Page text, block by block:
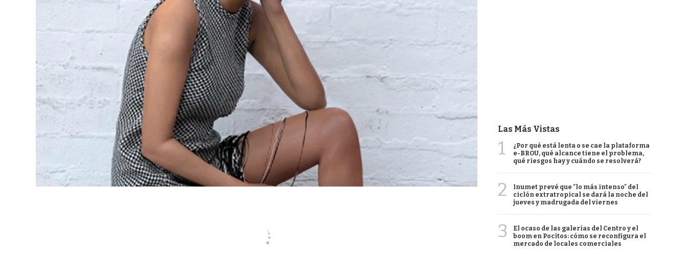
Las Más Vistas
1
¿Por qué está lenta o se cae la plataforma
e-BROU, qué alcance tiene el problema,
qué riesgos hay y cuándo se resolverá?
2
Inumet prevé que "lo más intenso" del
ciclón extratropical se dará la noche del
jueves y madrugada del viernes
3
El ocaso de las galerías del Centro y el
boom en Pocitos: cómo se reconfigura el
mercado de locales comerciales